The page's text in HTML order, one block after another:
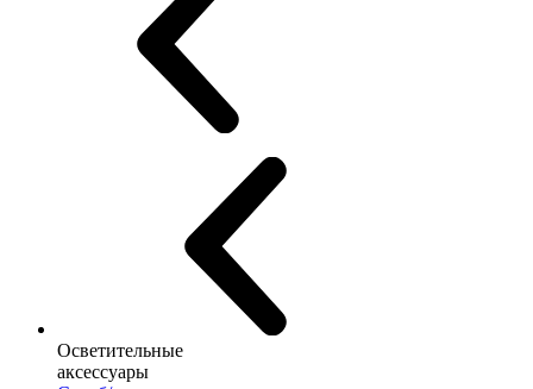
Осветительные
аксессуары